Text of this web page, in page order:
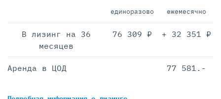
единоразово ежемесячно
В лизинг на 36
месяцев
76 309 ₽ + 32 351 ₽
Аренда в ЦОД 77 581.-